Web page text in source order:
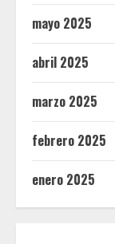
mayo 2025
abril 2025
marzo 2025
febrero 2025
enero 2025